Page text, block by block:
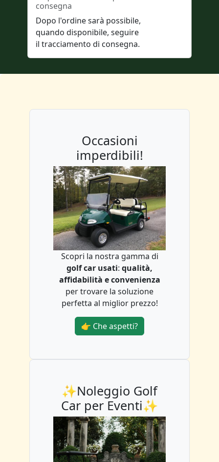
consegna
Dopo l'ordine sarà possibile,
quando disponibile, seguire
il tracciamento di consegna.
Occasioni
imperdibili!
Scopri la nostra gamma di
golf car usati: qualità,
affidabilità e convenienza
per trovare la soluzione
perfetta al miglior prezzo!
👉 Che aspetti?
✨Noleggio Golf
Car per Eventi✨